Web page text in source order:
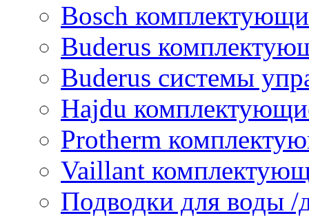
Bosch
Buderus
Buderus системы
Hajdu
Protherm
Vaillant
Подводки для воды /